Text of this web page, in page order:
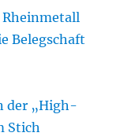
Rheinmetall
Belegschaft
der „High-
Stich